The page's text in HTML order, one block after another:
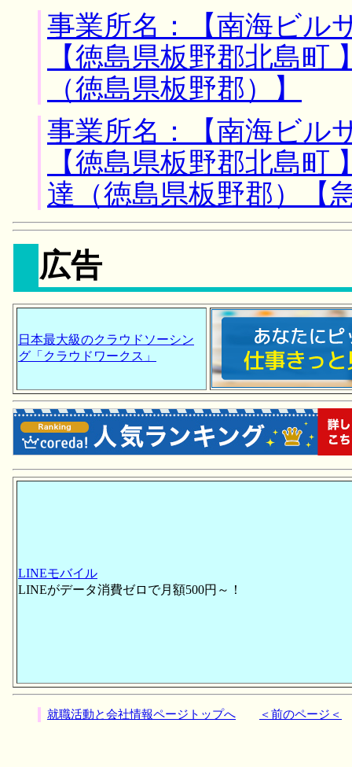
事業所名：【南海ビ
【徳島県板野郡北島町
（徳島県板野郡）】
事業所名：【南海ビ
【徳島県板野郡北島
達（徳島県板野郡）【
広告
日本最大級のクラウドソーシン
グ「クラウドワークス」
LINEモバイル
LINEがデータ消費ゼロで月額500円～！
就職活動と会社情報ページトップへ ＜前のページ＜